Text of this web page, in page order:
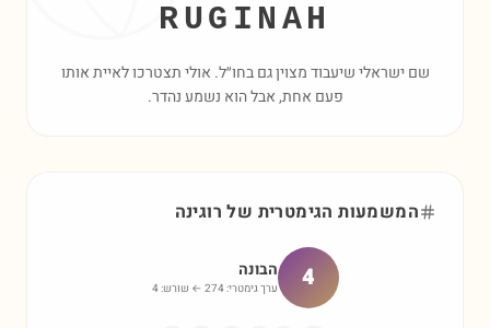
RUGINAH
שם ישראלי שיעבוד מצוין גם בחו״ל. אולי תצטרכו לאיית אותו
פעם אחת, אבל הוא נשמע נהדר.
המשמעות הגימטרית של רוגינה
4 הבונה
ערך גימטרי: 274 ← שורש: 4